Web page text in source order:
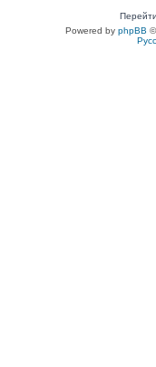
Powered by phpBB